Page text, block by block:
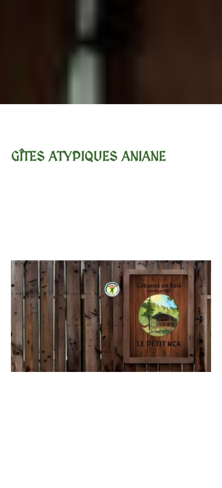
GÎTES ATYPIQUES ANIANE